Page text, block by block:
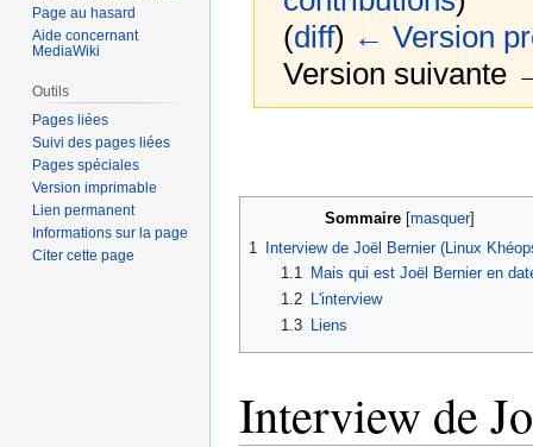
(diff) ← Version
Version suivante
la
la
Sommaire
1
Interview de Joël Bernier (Linux
1.1
Mais qui est Joël Bernier en
1.2
L'interview
1.3
Liens
Interview de
Page au hasard
Aide concernant
MediaWiki
Outils
Pages liées
Suivi des pages liées
Pages spéciales
Version imprimable
Lien permanent
Informations sur la page
Citer cette page